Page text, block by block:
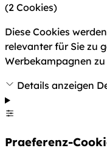
(2 Cookies)
Diese Cookies
relevanter für Sie zu
Werbekampagnen zu
Details anzeigen
Praeferenz-